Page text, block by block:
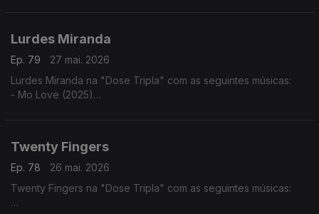
Lurdes Miranda
Ep. 79
27 mai. 2026
Lurdes Miranda na "Dose Tripla" com as seguintes músicas:
- Mo Love (2025)
Twenty Fingers
Ep. 78
26 mai. 2026
Twenty Fingers na "Dose Tripla" com as seguintes músicas: